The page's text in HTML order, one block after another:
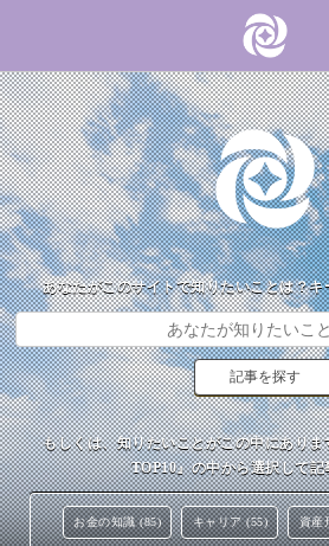
あなたがこのサイトで知りたいことは？
もしくは、知りたいことがこの中にあり
TOP10』の中から選択して
お金の知識 (85) キャリア (55) 資産